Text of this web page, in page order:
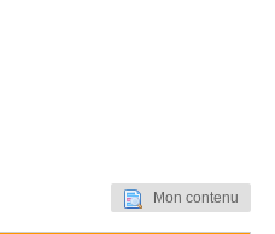
Mon contenu